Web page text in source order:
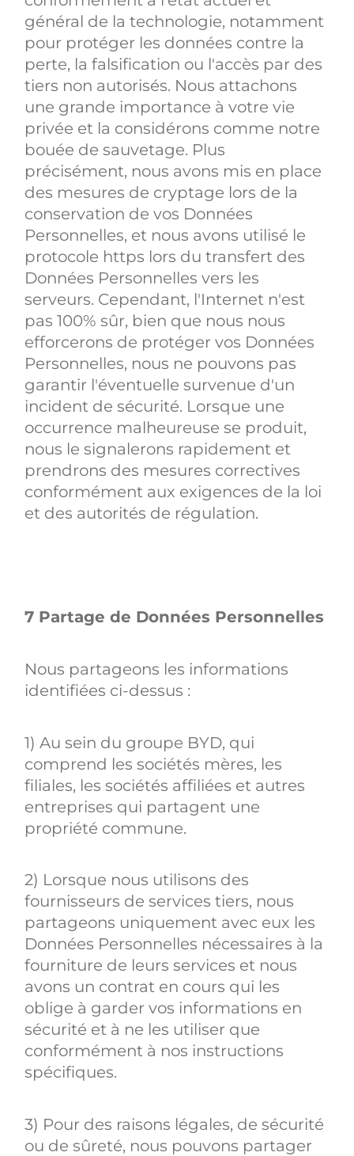
général de la technologie, notamment
pour protéger les données contre la
perte, la falsification ou l'accès par des
tiers non autorisés. Nous attachons
une grande importance à votre vie
privée et la considérons comme notre
bouée de sauvetage. Plus
précisément, nous avons mis en place
des mesures de cryptage lors de la
conservation de vos Données
Personnelles, et nous avons utilisé le
protocole https lors du transfert des
Données Personnelles vers les
serveurs. Cependant, l'Internet n'est
pas 100% sûr, bien que nous nous
efforcerons de protéger vos Données
Personnelles, nous ne pouvons pas
garantir l'éventuelle survenue d'un
incident de sécurité. Lorsque une
occurrence malheureuse se produit,
nous le signalerons rapidement et
prendrons des mesures correctives
conformément aux exigences de la loi
et des autorités de régulation.
7 Partage de Données Personnelles
Nous partageons les informations
identifiées ci-dessus :
1) Au sein du groupe BYD, qui
comprend les sociétés mères, les
filiales, les sociétés affiliées et autres
entreprises qui partagent une
propriété commune.
2) Lorsque nous utilisons des
fournisseurs de services tiers, nous
partageons uniquement avec eux les
Données Personnelles nécessaires à la
fourniture de leurs services et nous
avons un contrat en cours qui les
oblige à garder vos informations en
sécurité et à ne les utiliser que
conformément à nos instructions
spécifiques.
3) Pour des raisons légales, de sécurité
ou de sûreté, nous pouvons partager